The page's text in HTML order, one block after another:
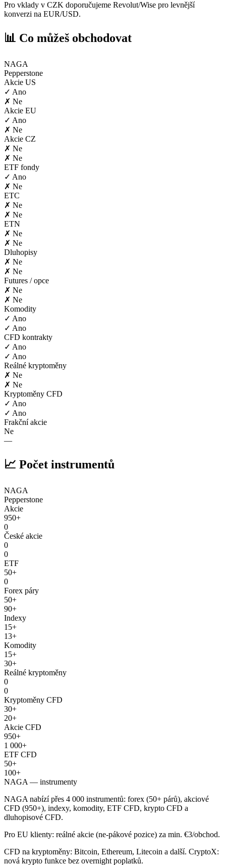
Pro vklady v CZK doporučujeme Revolut/Wise pro levnější
konverzi na EUR/USD.
📊 Co můžeš obchodovat
NAGA
Pepperstone
Akcie US
✓ Ano
✗ Ne
Akcie EU
✓ Ano
✗ Ne
Akcie CZ
✗ Ne
✗ Ne
ETF fondy
✓ Ano
✗ Ne
ETC
✗ Ne
✗ Ne
ETN
✗ Ne
✗ Ne
Dluhopisy
✗ Ne
✗ Ne
Futures / opce
✗ Ne
✗ Ne
Komodity
✓ Ano
✓ Ano
CFD kontrakty
✓ Ano
✓ Ano
Reálné kryptoměny
✗ Ne
✗ Ne
Kryptoměny CFD
✓ Ano
✓ Ano
Frakční akcie
Ne
—
📈 Počet instrumentů
NAGA
Pepperstone
Akcie
950+
0
České akcie
0
0
ETF
50+
0
Forex páry
50+
90+
Indexy
15+
13+
Komodity
15+
30+
Reálné kryptoměny
0
0
Kryptoměny CFD
30+
20+
Akcie CFD
950+
1 000+
ETF CFD
50+
100+
NAGA — instrumenty
NAGA nabízí přes 4 000 instrumentů: forex (50+ párů), akciové
CFD (950+), indexy, komodity, ETF CFD, krypto CFD a
dluhopisové CFD.
Pro EU klienty: reálné akcie (ne-pákové pozice) za min. €3/obchod.
CFD na kryptoměny: Bitcoin, Ethereum, Litecoin a další. CryptoX:
nová krypto funkce bez overnight poplatků.